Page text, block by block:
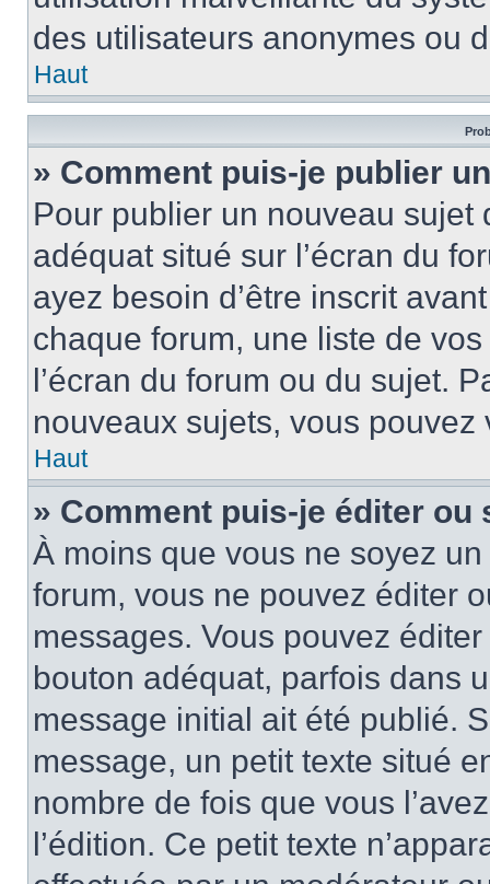
des utilisateurs anonymes ou
Haut
» Comment puis-je publier
Pour publier un nouveau
adéquat situé sur l’écran du
ayez besoin d’être inscrit
chaque forum, une liste de
l’écran du forum ou du sujet.
nouveaux sujets, vous
Haut
» Comment puis-je éditer
À moins que vous ne soyez
forum, vous ne pouvez éditer
messages. Vous pouvez
bouton adéquat, parfois dans
message initial ait été publié.
message, un petit texte situé
nombre de fois que vous
l’édition. Ce petit texte